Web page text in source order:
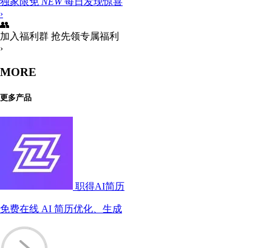
›
👥
加入福利群 抢先领专属福利
›
MORE
更多产品
职得AI简历
免费在线 AI 简历优化、生成